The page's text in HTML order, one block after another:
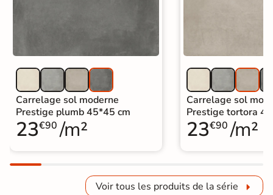
Carrelage sol moderne
Prestige plumb 45*45 cm
23€90 /m²
Carrelage sol
Prestige tortora
23€90 /m²
Voir tous les produits de la série